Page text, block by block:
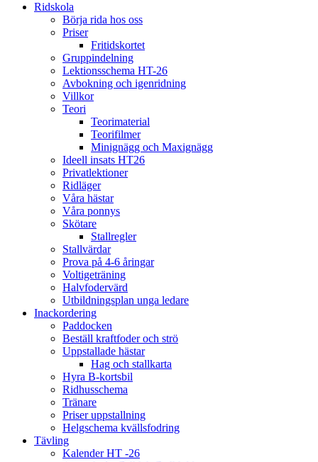
Ridskola
Börja rida hos oss
Priser
Fritidskortet
Gruppindelning
Lektionsschema HT-26
Avbokning och igenridning
Villkor
Teori
Teorimaterial
Teorifilmer
Minignägg och Maxignägg
Ideell insats HT26
Privatlektioner
Ridläger
Våra hästar
Våra ponnys
Skötare
Stallregler
Stallvärdar
Prova på 4-6 åringar
Voltigeträning
Halvfodervärd
Utbildningsplan unga ledare
Inackordering
Paddocken
Beställ kraftfoder och strö
Uppstallade hästar
Hag och stallkarta
Hyra B-kortsbil
Ridhusschema
Tränare
Priser uppstallning
Helgschema kvällsfodring
Tävling
Kalender HT -26